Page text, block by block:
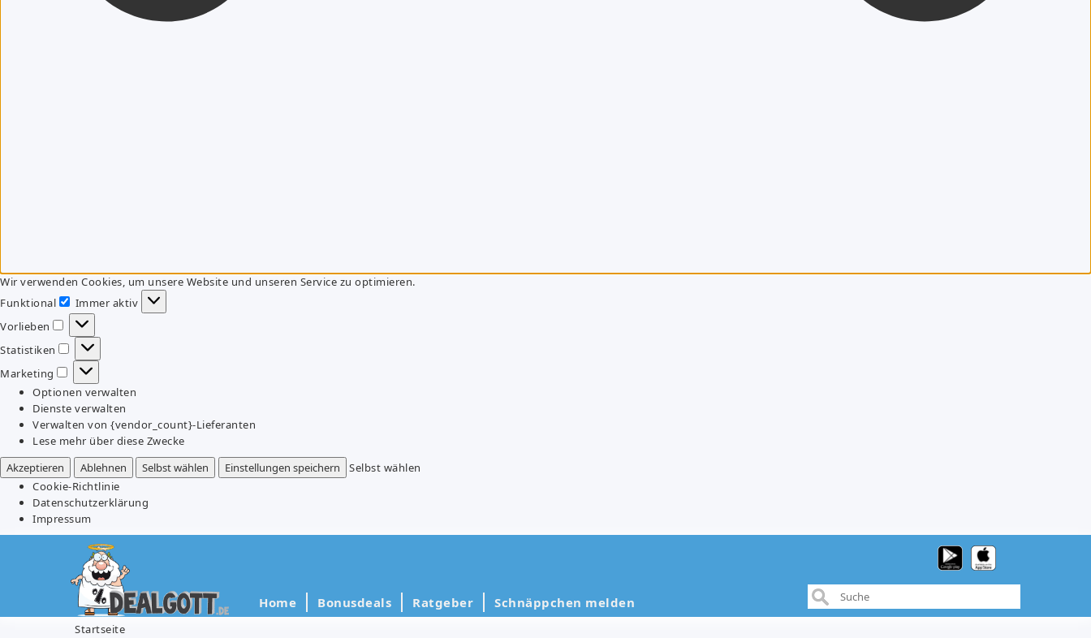
Wir verwenden Cookies, um unsere Website und unseren Service zu optimieren.
Funktional
Funktional
Immer aktiv
Vorlieben
Vorlieben
Statistiken
Statistiken
Marketing
Marketing
Optionen verwalten
Dienste verwalten
Verwalten von {vendor_count}-Lieferanten
Lese mehr über diese Zwecke
Akzeptieren
Ablehnen Selbst wählen Einstellungen speichern
Selbst wählen
Cookie-Richtlinie
Datenschutzerklärung
Impressum
Home Bonusdeals Ratgeber Schnäppchen melden
Startseite